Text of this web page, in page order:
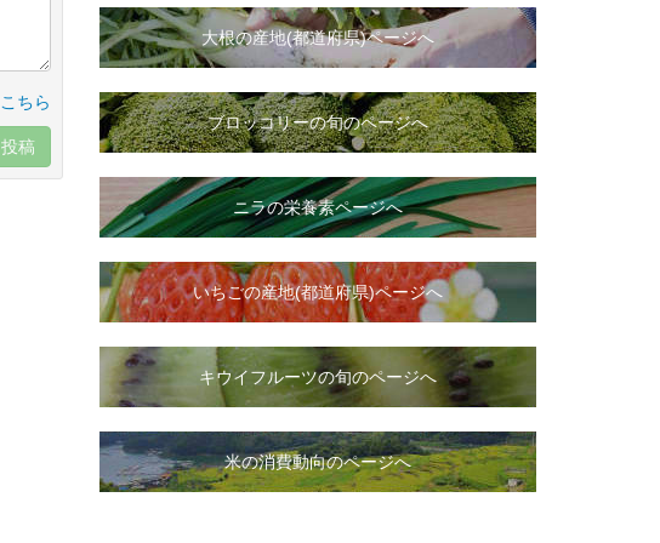
こちら
投稿
大根の産地(都道府県)ページへ
ブロッコリーの旬のページへ
ニラの栄養素ページへ
いちごの産地(都道府県)ページへ
キウイフルーツの旬のページへ
米の消費動向のページへ